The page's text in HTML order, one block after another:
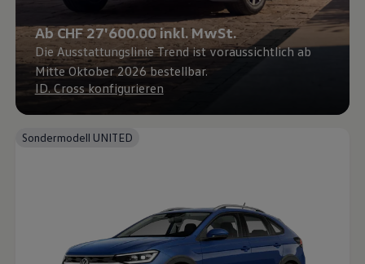
Ab CHF 27'600.00 inkl. MwSt.
Die Ausstattungslinie Trend ist voraussichtlich ab
Mitte Oktober 2026 bestellbar.
ID. Cross konfigurieren
Sondermodell UNITED